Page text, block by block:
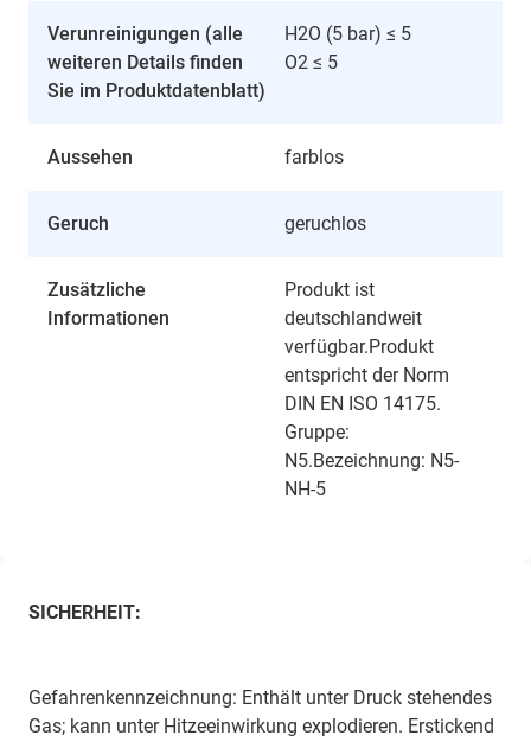
Verunreinigungen (alle
weiteren Details finden
Sie im Produktdatenblatt)
H2O (5 bar) ≤ 5
O2 ≤ 5
Aussehen farblos
Geruch geruchlos
Zusätzliche
Informationen
Produkt ist
deutschlandweit
verfügbar.Produkt
entspricht der Norm
DIN EN ISO 14175.
Gruppe:
N5.Bezeichnung: N5-
NH-5
SICHERHEIT:
Gefahrenkennzeichnung: Enthält unter Druck stehendes
Gas; kann unter Hitzeeinwirkung explodieren. Erstickend